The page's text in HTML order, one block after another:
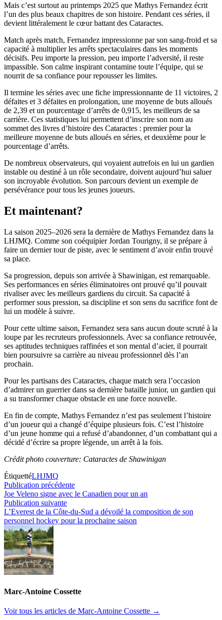
Mais c’est surtout au printemps 2025 que Mathys Fernandez écrit
l’un des plus beaux chapitres de son histoire. Pendant ces séries, il
devient littéralement le cœur battant des Cataractes.
Match après match, Fernandez impressionne par son sang-froid et sa
capacité à multiplier les arrêts spectaculaires dans les moments
décisifs. Peu importe la pression, peu importe l’adversité, il reste
impassible. Son calme inspirant contamine toute l’équipe, qui se
nourrit de sa confiance pour repousser les limites.
Il termine les séries avec une fiche impressionnante de 11 victoires, 2
défaites et 3 défaites en prolongation, une moyenne de buts alloués
de 2,39 et un pourcentage d’arrêts de 0,915, les meilleurs de sa
carrière. Ces statistiques lui permettent d’inscrire son nom au
sommet des livres d’histoire des Cataractes : premier pour la
meilleure moyenne de buts alloués en séries, et deuxième pour le
pourcentage d’arrêts.
De nombreux observateurs, qui voyaient autrefois en lui un gardien
instable ou destiné à un rôle secondaire, doivent aujourd’hui saluer
son incroyable évolution. Son parcours devient un exemple de
persévérance pour tous les jeunes joueurs.
Et maintenant?
La saison 2025–2026 sera la dernière de Mathys Fernandez dans la
LHJMQ. Comme son coéquipier Jordan Tourigny, il se prépare à
faire un dernier tour de piste, avec le sentiment d’avoir enfin trouvé
sa place.
Sa progression, depuis son arrivée à Shawinigan, est remarquable.
Ses performances en séries éliminatoires ont prouvé qu’il pouvait
rivaliser avec les meilleurs gardiens du circuit. Sa capacité à
performer sous pression, sa discipline et son sens du sacrifice font de
lui un modèle à suivre.
Pour cette ultime saison, Fernandez sera sans aucun doute scruté à la
loupe par les recruteurs professionnels. Avec sa confiance retrouvée,
ses aptitudes techniques raffinées et son mental d’acier, il pourrait
bien poursuivre sa carrière au niveau professionnel dès l’an
prochain.
Pour les partisans des Cataractes, chaque match sera l’occasion
d’admirer un guerrier dans sa dernière bataille junior, un gardien qui
a su transformer chaque obstacle en une force nouvelle.
En fin de compte, Mathys Fernandez n’est pas seulement l’histoire
d’un joueur qui a changé d’équipe plusieurs fois. C’est l’histoire
d’un jeune homme qui a refusé d’abandonner, d’un combattant qui a
décidé d’écrire sa propre légende, un arrêt à la fois.
Crédit photo couverture: Cataractes de Shawinigan
ÉtiquettéLHJMQ
Navigation
de
l’article
Publication précédentePublication
précédente :
Joe Veleno signe avec le Canadien pour un an
Publication suivantePublication
suivante :
L’Everest de la Côte-du-Sud a dévoilé la composition de son
personnel hockey pour la prochaine saison
Marc-Antoine Cossette
Voir tous les articles de Marc-Antoine Cossette →